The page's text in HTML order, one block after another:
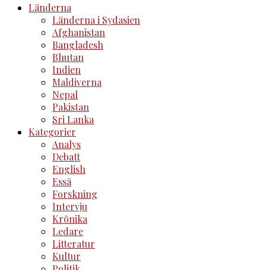
Länderna
Länderna i Sydasien
Afghanistan
Bangladesh
Bhutan
Indien
Maldiverna
Nepal
Pakistan
Sri Lanka
Kategorier
Analys
Debatt
English
Essä
Forskning
Intervju
Krönika
Ledare
Litteratur
Kultur